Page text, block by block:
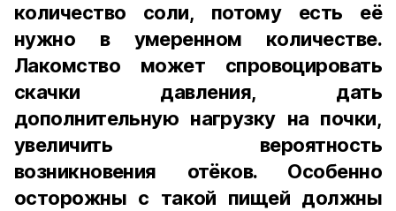
количество соли, потому есть её
нужно в умеренном количестве.
Лакомство может спровоцировать
скачки давления, дать
дополнительную нагрузку на почки,
увеличить вероятность
возникновения отёков. Особенно
осторожны с такой пищей должны